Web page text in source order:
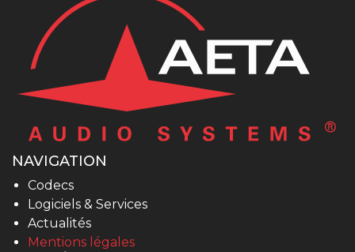
NAVIGATION
Codecs
Logiciels & Services
Actualités
Mentions légales